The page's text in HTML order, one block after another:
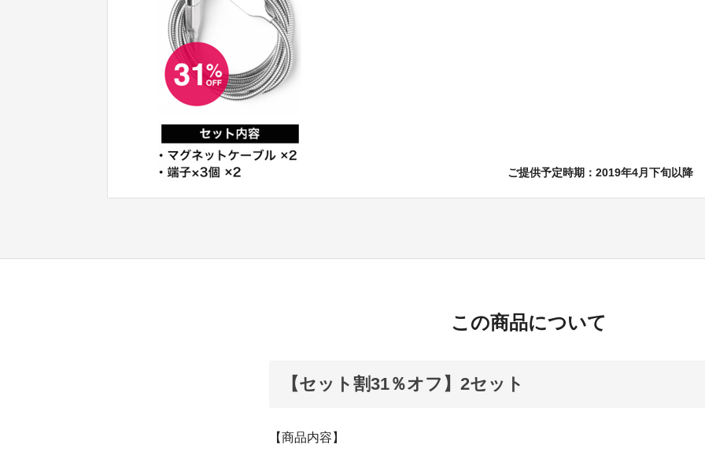
ご提供予定時期：2019年4月下旬以降
この商品について
【セット割31％オフ】2セット
【商品内容】